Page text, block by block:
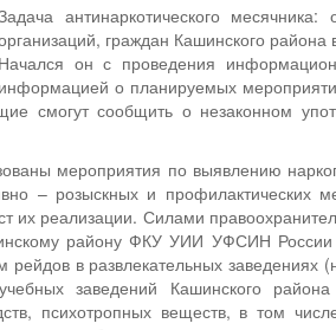
антинаркотического
граждан Кашинского района
Начался он с проведения
информацией о планируемых
смогут сообщить о незаконном
мероприятия по выявлению
– розыскных и профилактических
их реализации. Силами
району ФКУ УИИ УФСИН России
рейдов в развлекательных
заведений Кашинского
психотропных веществ, в том